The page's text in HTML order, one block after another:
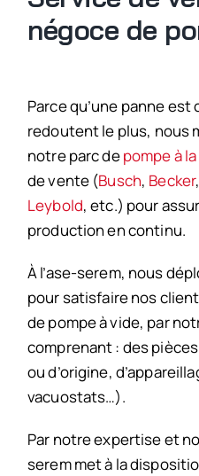
négoce de
Parce qu’une panne
redoutent le plus, nous
notre parc depompe à
de vente (Busch, Becker
Leybold, etc.) pour
production en continu.
À l’ase-serem, nous
pour satisfaire nos
de pompe à vide, par
comprenant : des
ou d’origine,
vacuostats…).
Par notre expertise et
serem met à la